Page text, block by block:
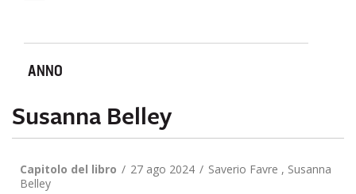
ANNO
Susanna Belley
Capitolo del libro 27 ago 2024
Saverio Favre , Susanna
Belley